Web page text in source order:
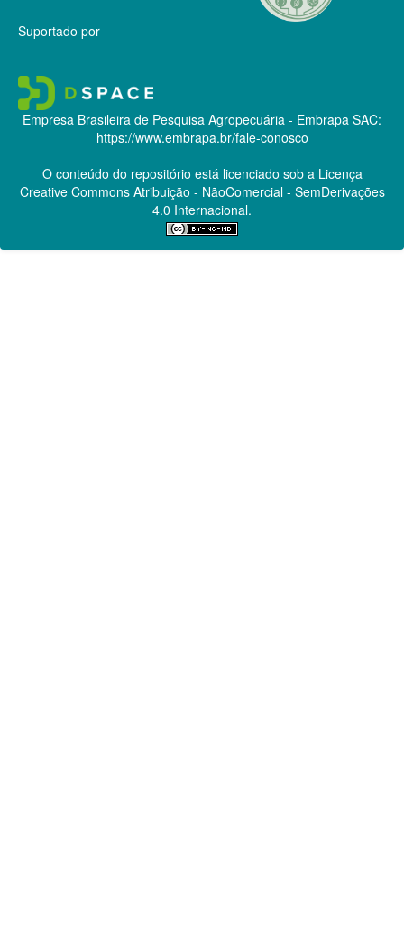
Suportado por
Empresa Brasileira de Pesquisa Agropecuária - Embrapa SAC:
https://www.embrapa.br/fale-conosco
O conteúdo do repositório está licenciado sob a Licença
Creative CommonsAtribuição - NãoComercial - SemDerivações
4.0 Internacional.